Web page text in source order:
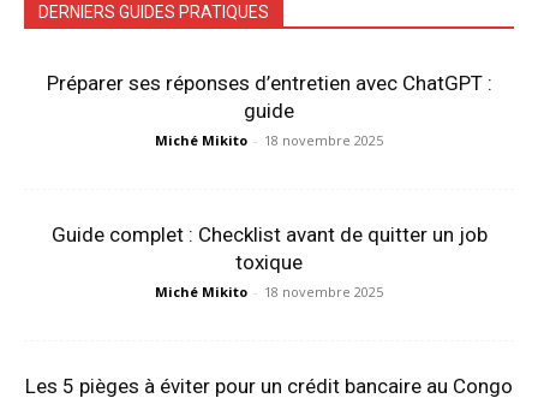
DERNIERS GUIDES PRATIQUES
Préparer ses réponses d’entretien avec ChatGPT :
guide
Miché Mikito - 18 novembre 2025
Guide complet : Checklist avant de quitter un job
toxique
Miché Mikito - 18 novembre 2025
Les 5 pièges à éviter pour un crédit bancaire au Congo